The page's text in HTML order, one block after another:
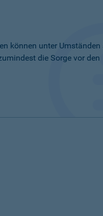
können unter Umständen
die Sorge vor den